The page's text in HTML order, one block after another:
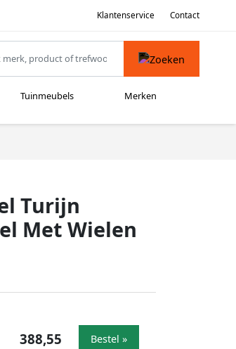
Klantenservice Contact
Tuinmeubels Merken
Turijn
Met Wielen
388,55 Bestel »